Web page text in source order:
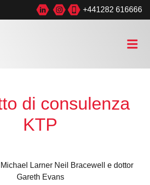
+441282 616666
di consulenza
KTP